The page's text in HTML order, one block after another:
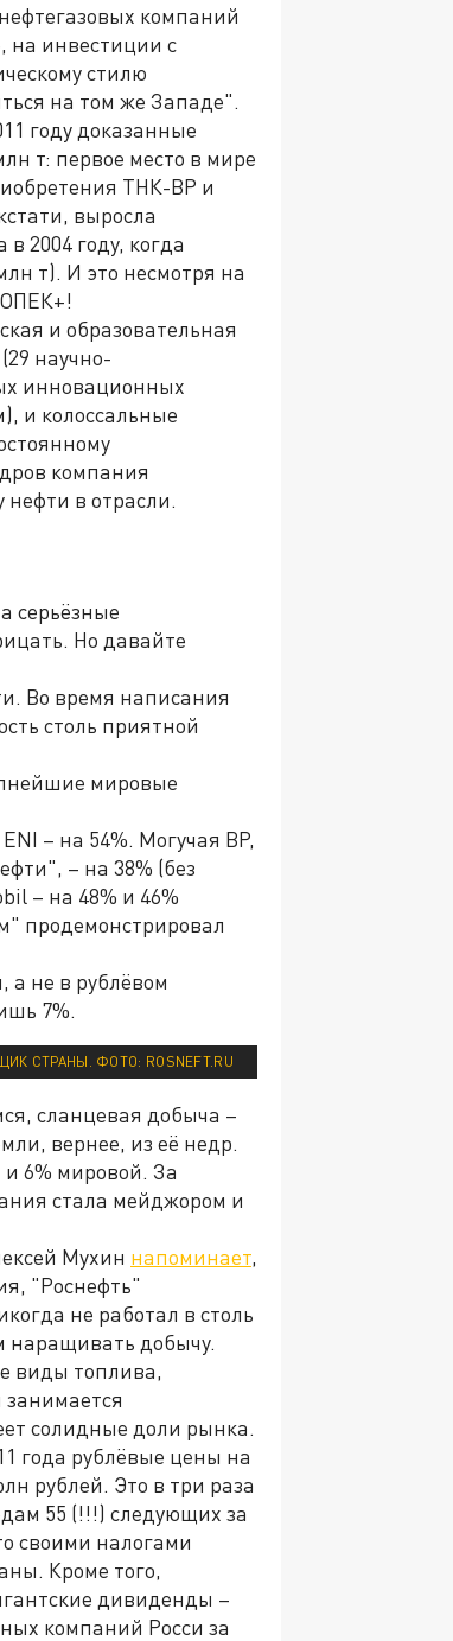
компаний
на инвестиции с
стилю
на том же Западе".
году доказанные
т: первое место в мире
ТНК-BP и
выросла
2004 году, когда
т). И это несмотря на
ОПЕК+!
и образовательная
научно-
инновационных
и колоссальные
компания
в отрасли.
серьёзные
Но давайте
Во время написания
столь приятной
мировые
– на 54%. Могучая BP,
– на 38% (без
– на 48% и 46%
продемонстрировал
а не в рублёвом
7%.
СТРАНЫ. ФОТО: ROSNEFT.RU
сланцевая добыча –
вернее, из её недр.
6% мировой. За
стала мейджором и
Мухин напоминает,
"Роснефть"
не работал в столь
наращивать добычу.
виды топлива,
солидные доли рынка.
года рублёвые цены на
рублей. Это в три раза
55 (!!!) следующих за
своими налогами
Кроме того,
дивиденды –
компаний Росси за